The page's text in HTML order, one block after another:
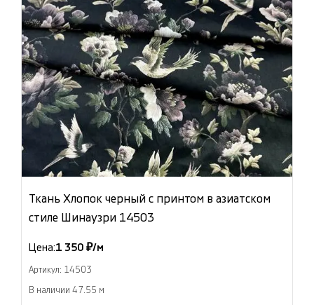
Ткань Хлопок черный с принтом в азиатском
стиле Шинаузри 14503
Цена:1 350 ₽/м
Артикул: 14503
В наличии 47.55 м